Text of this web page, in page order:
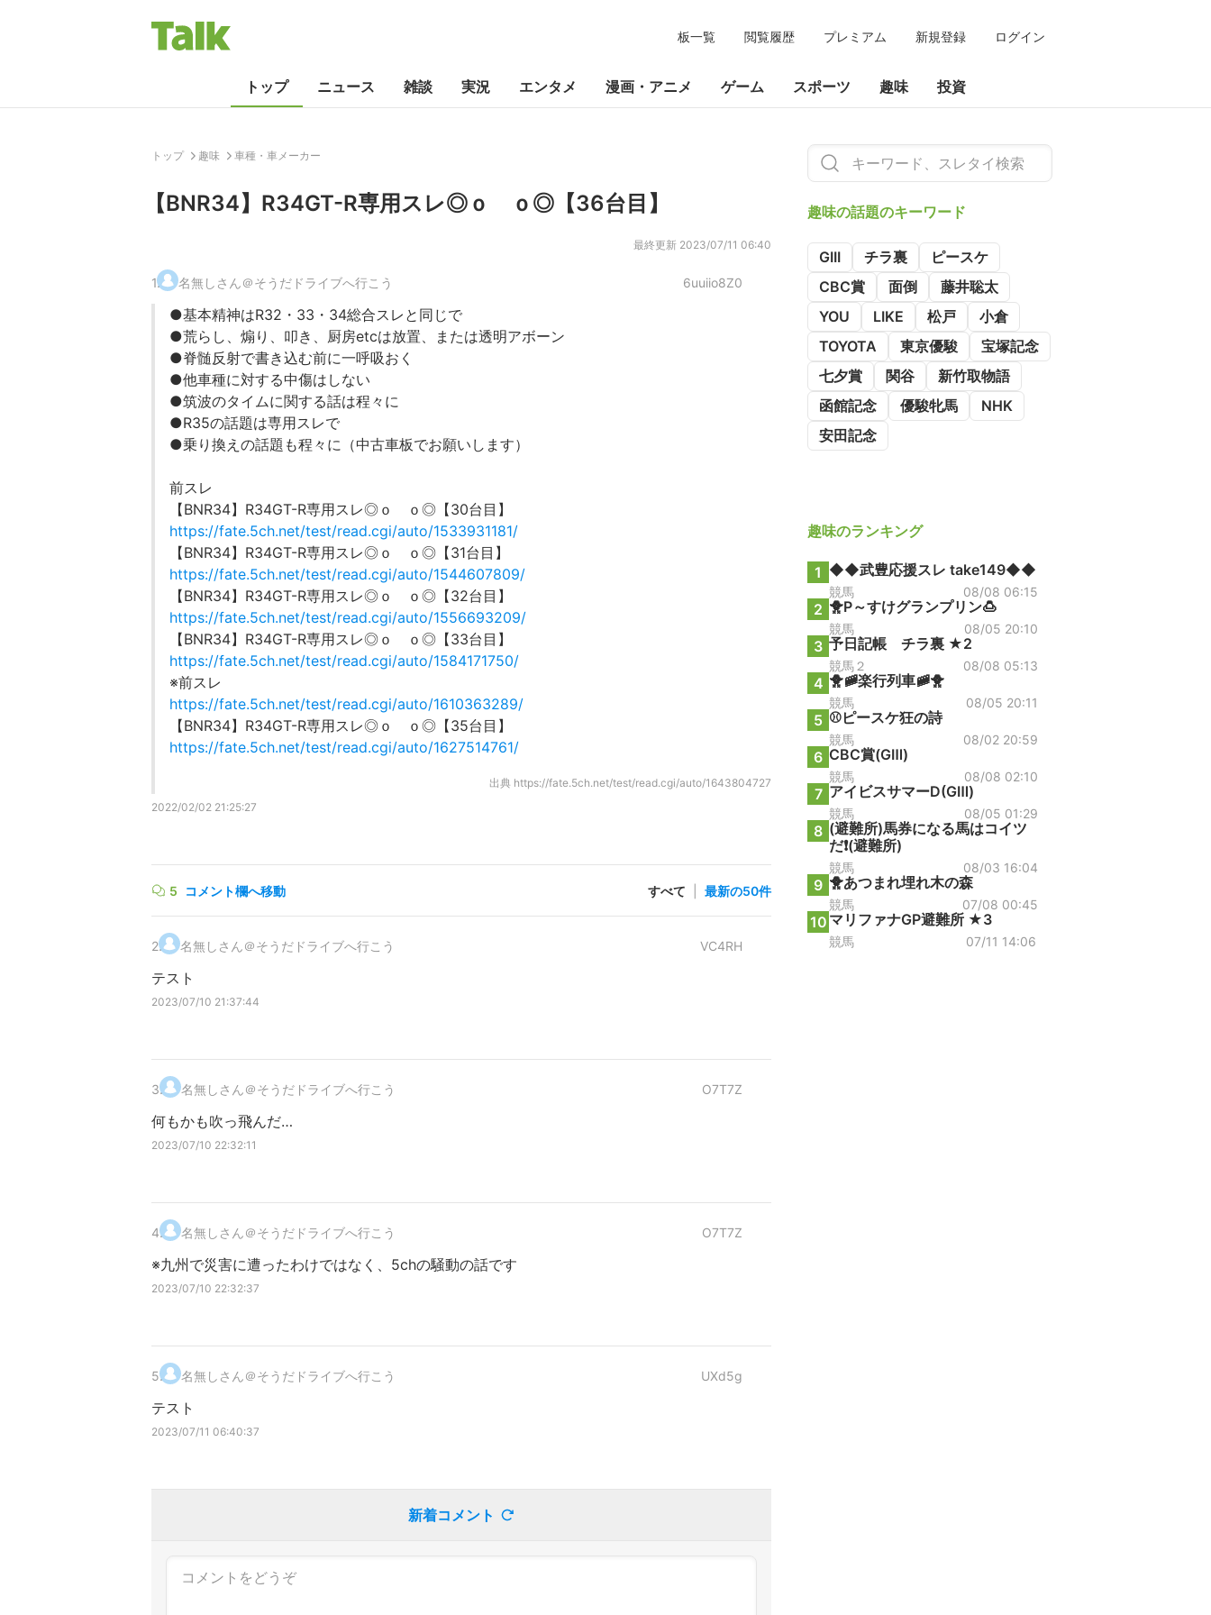
板一覧 閲覧履歴 プレミアム 新規登録 ログイン
トップ ニュース 雑談 実況 エンタメ 漫画・アニメ ゲーム スポーツ 趣味 投資
トップ 趣味 車種・車メーカー
【BNR34】R34GT-R専用スレ◎ｏ ｏ◎【36台目】
最終更新 2023/07/11 06:40
1. 名無しさん＠そうだドライブへ行こう 6uuiio8Z0
●基本精神はR32・33・34総合スレと同じで
●荒らし、煽り、叩き、厨房etcは放置、または透明アボーン
●脊髄反射で書き込む前に一呼吸おく
●他車種に対する中傷はしない
●筑波のタイムに関する話は程々に
●R35の話題は専用スレで
●乗り換えの話題も程々に（中古車板でお願いします）
前スレ
【BNR34】R34GT-R専用スレ◎ｏ ｏ◎【30台目】
https://fate.5ch.net/test/read.cgi/auto/1533931181/
【BNR34】R34GT-R専用スレ◎ｏ ｏ◎【31台目】
https://fate.5ch.net/test/read.cgi/auto/1544607809/
【BNR34】R34GT-R専用スレ◎ｏ ｏ◎【32台目】
https://fate.5ch.net/test/read.cgi/auto/1556693209/
【BNR34】R34GT-R専用スレ◎ｏ ｏ◎【33台目】
https://fate.5ch.net/test/read.cgi/auto/1584171750/
※前スレ
https://fate.5ch.net/test/read.cgi/auto/1610363289/
【BNR34】R34GT-R専用スレ◎ｏ ｏ◎【35台目】
https://fate.5ch.net/test/read.cgi/auto/1627514761/
出典 https://fate.5ch.net/test/read.cgi/auto/1643804727
2022/02/02 21:25:27
5 コメント欄へ移動 すべて 最新の50件
2. 名無しさん＠そうだドライブへ行こう VC4RH
テスト
2023/07/10 21:37:44
3. 名無しさん＠そうだドライブへ行こう O7T7Z
何もかも吹っ飛んだ…
2023/07/10 22:32:11
4. 名無しさん＠そうだドライブへ行こう O7T7Z
※九州で災害に遭ったわけではなく、5chの騒動の話です
2023/07/10 22:32:37
5. 名無しさん＠そうだドライブへ行こう UXd5g
テスト
2023/07/11 06:40:37
新着コメント
趣味の話題のキーワード
GIII チラ裏
ピースケ
CBC賞
面倒
藤井聡太
YOU
LIKE 松戸
小倉
TOYOTA
東京優駿
宝塚記念
七夕賞
関谷
新竹取物語
函館記念
優駿牝馬
NHK
安田記念
趣味のランキング
1 ◆◆武豊応援スレ take149◆◆
競馬 08/08 06:15
2 🐥P～すけグランプリン🍮
競馬 08/05 20:10
3 予日記帳 チラ裏 ★2
競馬２ 08/08 05:13
4 🐥🚞楽行列車🚞🐥
競馬 08/05 20:11
5 ⚾ピースケ狂の詩
競馬 08/02 20:59
6 CBC賞(GⅢ)
競馬 08/08 02:10
7 アイビスサマーD(GⅢ)
競馬 08/05 01:29
8 (避難所)馬券になる馬はコイツ
だ❗(避難所)
競馬 08/03 16:04
9 🐥あつまれ埋れ木の森
競馬 07/08 00:45
10 マリファナGP避難所 ★3
競馬 07/11 14:06